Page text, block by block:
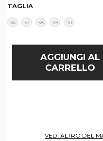
TAGLIA
36 37 38 39 40
AGGIUNGI AL
CARRELLO
VEDI ALTRO DEL